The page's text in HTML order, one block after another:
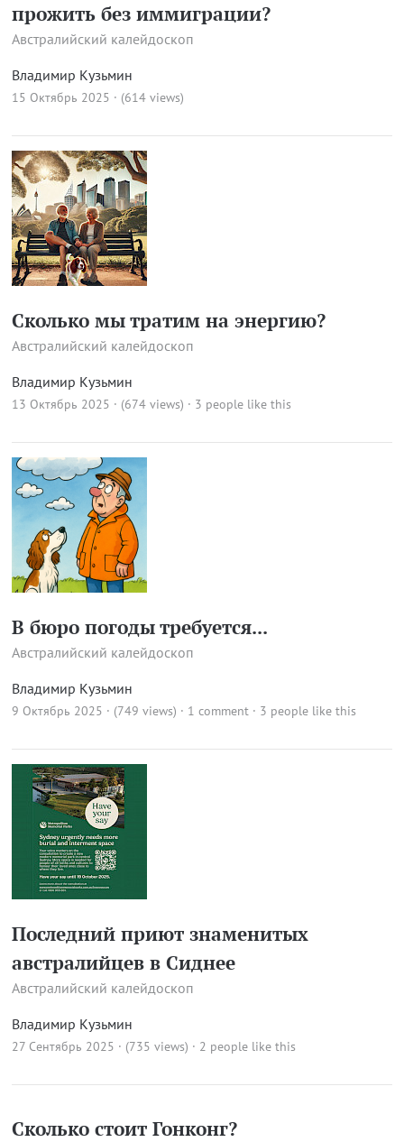
прожить без иммиграции?
Австралийский калейдоскоп
Владимир Кузьмин
15 Октябрь 2025 · (614 views)
Сколько мы тратим на энергию?
Австралийский калейдоскоп
Владимир Кузьмин
13 Октябрь 2025 · (674 views) · 3 people like this
В бюро погоды требуется...
Австралийский калейдоскоп
Владимир Кузьмин
9 Октябрь 2025 · (749 views) · 1 comment · 3 people like this
Последний приют знаменитых
австралийцев в Сиднее
Австралийский калейдоскоп
Владимир Кузьмин
27 Сентябрь 2025 · (735 views) · 2 people like this
Сколько стоит Гонконг?